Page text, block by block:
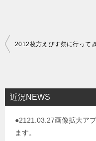
投
ビ
ゲ
近況NEWS
●2121.03.27画像拡大ア
ます。